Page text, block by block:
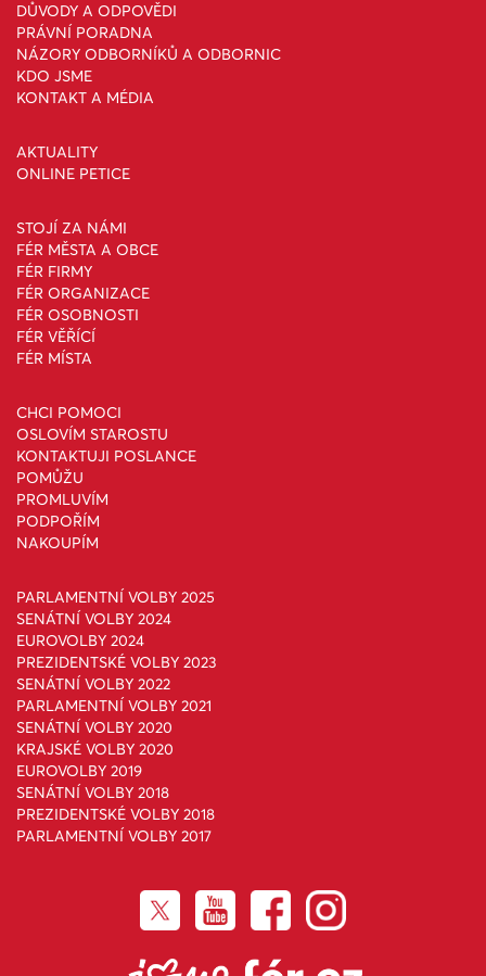
DŮVODY A ODPOVĚDI
PRÁVNÍ PORADNA
NÁZORY ODBORNÍKŮ A ODBORNIC
KDO JSME
KONTAKT A MÉDIA
AKTUALITY
ONLINE PETICE
STOJÍ ZA NÁMI
FÉR MĚSTA A OBCE
FÉR FIRMY
FÉR ORGANIZACE
FÉR OSOBNOSTI
FÉR VĚŘÍCÍ
FÉR MÍSTA
CHCI POMOCI
OSLOVÍM STAROSTU
KONTAKTUJI POSLANCE
POMŮŽU
PROMLUVÍM
PODPOŘÍM
NAKOUPÍM
PARLAMENTNÍ VOLBY 2025
SENÁTNÍ VOLBY 2024
EUROVOLBY 2024
PREZIDENTSKÉ VOLBY 2023
SENÁTNÍ VOLBY 2022
PARLAMENTNÍ VOLBY 2021
SENÁTNÍ VOLBY 2020
KRAJSKÉ VOLBY 2020
EUROVOLBY 2019
SENÁTNÍ VOLBY 2018
PREZIDENTSKÉ VOLBY 2018
PARLAMENTNÍ VOLBY 2017